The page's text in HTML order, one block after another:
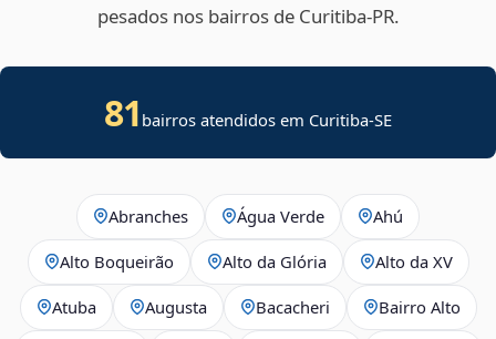
pesados nos bairros de Curitiba‑PR.
81 bairros atendidos em Curitiba-SE
Abranches Água Verde Ahú
Alto Boqueirão Alto da Glória Alto da XV
Atuba Augusta Bacacheri Bairro Alto